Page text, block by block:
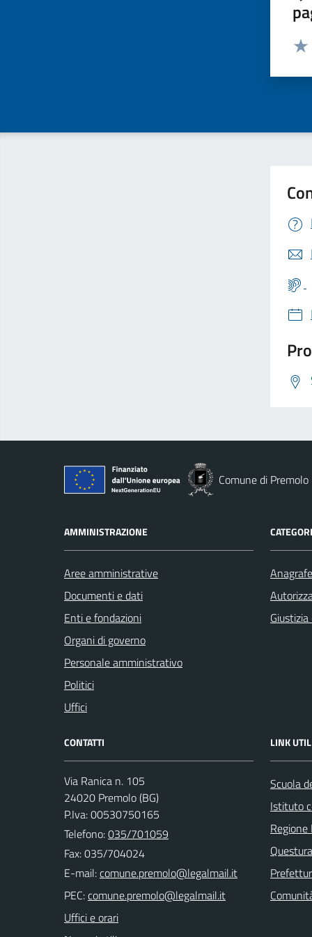
Comune di Premolo
AMMINISTRAZIONE
Aree amministrative
Documenti e dati
Enti e fondazioni
Organi di governo
Personale amministrativo
Politici
Uffici
CONTATTI
Via Ranica n. 105
24020 Premolo (BG)
P.Iva: 00530750165
Telefono:035/701059
Fax: 035/704024
E-mail:
PEC:
Uffici e orari
LINK
Scuola
Istituto
Regione